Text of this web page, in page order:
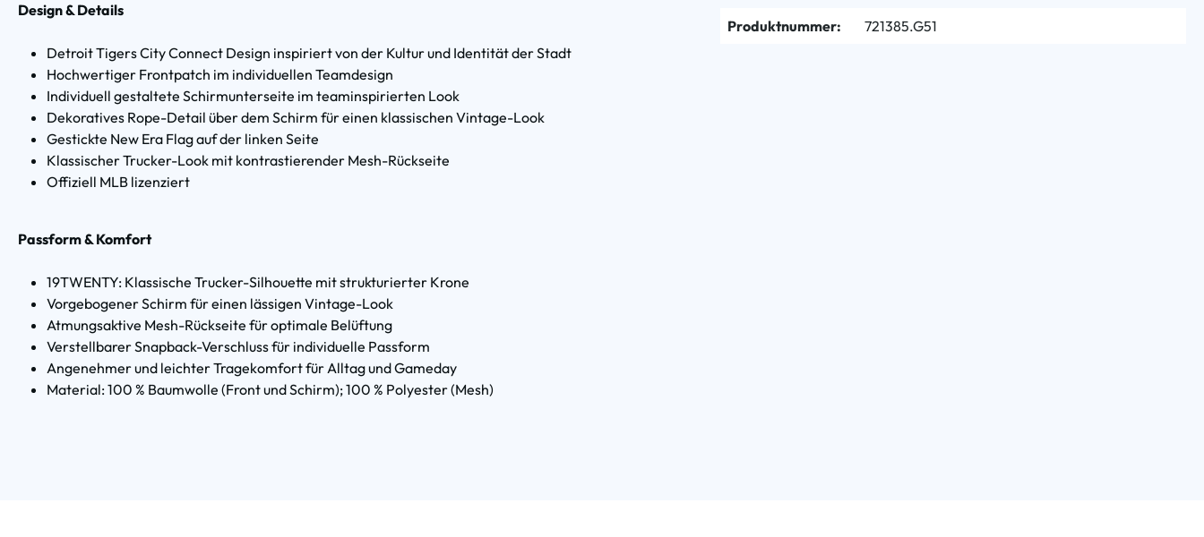
Design & Details
Detroit Tigers City Connect Design inspiriert von der Kultur und Identität der Stadt
Hochwertiger Frontpatch im individuellen Teamdesign
Individuell gestaltete Schirmunterseite im teaminspirierten Look
Dekoratives Rope-Detail über dem Schirm für einen klassischen Vintage-Look
Gestickte New Era Flag auf der linken Seite
Klassischer Trucker-Look mit kontrastierender Mesh-Rückseite
Offiziell MLB lizenziert
Passform & Komfort
19TWENTY: Klassische Trucker-Silhouette mit strukturierter Krone
Vorgebogener Schirm für einen lässigen Vintage-Look
Atmungsaktive Mesh-Rückseite für optimale Belüftung
Verstellbarer Snapback-Verschluss für individuelle Passform
Angenehmer und leichter Tragekomfort für Alltag und Gameday
Material: 100 % Baumwolle (Front und Schirm); 100 % Polyester (Mesh)
Produktnummer: 721385.G51